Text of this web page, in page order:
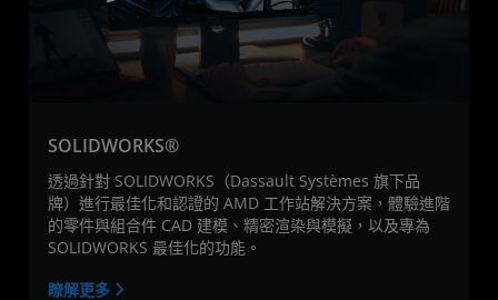
SOLIDWORKS®
透過針對 SOLIDWORKS（Dassault Systèmes 旗下品
牌）進行最佳化和認證的 AMD 工作站解決方案，體驗進階
的零件與組合件 CAD 建模、精密渲染與模擬，以及專為
SOLIDWORKS 最佳化的功能。
瞭解更多